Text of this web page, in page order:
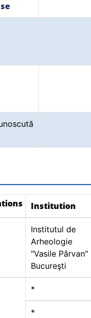
Institution
Institutul de
Arheologie
"Vasile Pârvan"
Bucureşti
*
*